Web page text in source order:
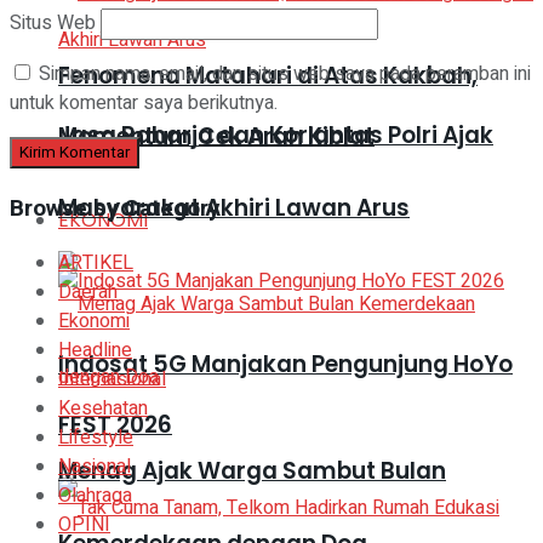
Fenomena Matahari di Atas Kakbah,
Momentum Cek Arah Kiblat
EKONOMI
Indosat 5G Manjakan Pengunjung HoYo
FEST 2026
Jasa Raharja dan Korlantas Polri Ajak
Masyarakat Akhiri Lawan Arus
Menag Ajak Warga Sambut Bulan
Situs Web
Simpan nama, email, dan situs web saya pada peramban ini
untuk komentar saya berikutnya.
Browse by Category
ARTIKEL
Daerah
Ekonomi
Headline
Internasional
Kesehatan
Lifestyle
Nasional
Olahraga
OPINI